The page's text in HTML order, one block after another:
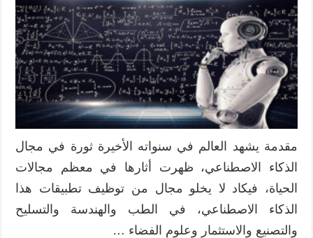
مقدمة يشهد العالم في سنواته الأخيرة ثورة في مجال
الذكاء الاصطناعي، ظهرت أثارها في معظم مجالات
الحياة، فيكاد لا يخلو مجال من توظيف تطبيقات هذا
الذكاء الاصطناعي، في الطب والهندسة والتسليح
والتصنيع والاستثمار وعلوم الفضاء …